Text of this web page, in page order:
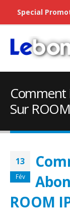
Comment
Sur
13
Fév
ROOM
Special